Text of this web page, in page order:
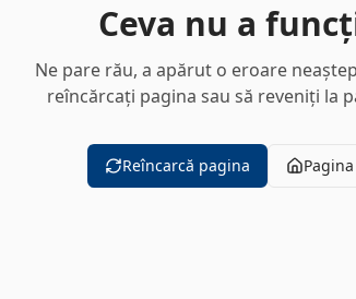
Ceva nu a
Ne pare rău, a apărut o eroare
reîncărcați pagina sau să reveniți la
Reîncarcă pagina